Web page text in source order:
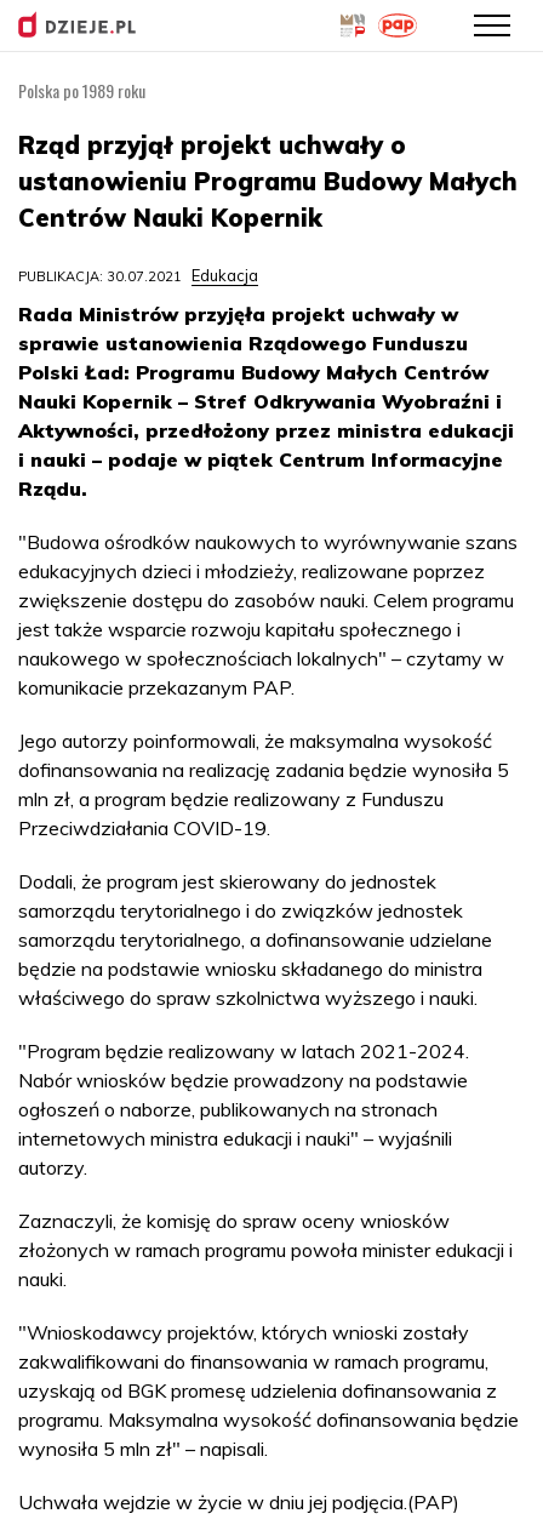
treści
Polska po 1989 roku
Rząd przyjął projekt uchwały o
ustanowieniu Programu Budowy Małych
Centrów Nauki Kopernik
PUBLIKACJA: 30.07.2021 Edukacja
Rada Ministrów przyjęła projekt uchwały w
sprawie ustanowienia Rządowego Funduszu
Polski Ład: Programu Budowy Małych Centrów
Nauki Kopernik – Stref Odkrywania Wyobraźni i
Aktywności, przedłożony przez ministra edukacji
i nauki – podaje w piątek Centrum Informacyjne
Rządu.
"Budowa ośrodków naukowych to wyrównywanie szans
edukacyjnych dzieci i młodzieży, realizowane poprzez
zwiększenie dostępu do zasobów nauki. Celem programu
jest także wsparcie rozwoju kapitału społecznego i
naukowego w społecznościach lokalnych" – czytamy w
komunikacie przekazanym PAP.
Jego autorzy poinformowali, że maksymalna wysokość
dofinansowania na realizację zadania będzie wynosiła 5
mln zł, a program będzie realizowany z Funduszu
Przeciwdziałania COVID-19.
Dodali, że program jest skierowany do jednostek
samorządu terytorialnego i do związków jednostek
samorządu terytorialnego, a dofinansowanie udzielane
będzie na podstawie wniosku składanego do ministra
właściwego do spraw szkolnictwa wyższego i nauki.
"Program będzie realizowany w latach 2021-2024.
Nabór wniosków będzie prowadzony na podstawie
ogłoszeń o naborze, publikowanych na stronach
internetowych ministra edukacji i nauki" – wyjaśnili
autorzy.
Zaznaczyli, że komisję do spraw oceny wniosków
złożonych w ramach programu powoła minister edukacji i
nauki.
"Wnioskodawcy projektów, których wnioski zostały
zakwalifikowani do finansowania w ramach programu,
uzyskają od BGK promesę udzielenia dofinansowania z
programu. Maksymalna wysokość dofinansowania będzie
wynosiła 5 mln zł" – napisali.
Uchwała wejdzie w życie w dniu jej podjęcia.(PAP)